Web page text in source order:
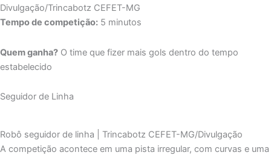
Divulgação/Trincabotz CEFET-MG
Tempo de competição: 5 minutos
Quem ganha? O time que fizer mais gols dentro do tempo
estabelecido
Seguidor de Linha
Robô seguidor de linha | Trincabotz CEFET-MG/Divulgação
A competição acontece em uma pista irregular, com curvas e uma